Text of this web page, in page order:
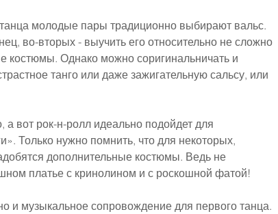
молодые пары традиционно выбирают вальс.
во-вторых - выучить его относительно не сложно
костюмы. Однако можно соригинальничать и
танго или даже зажигательную сальсу, или
вот рок-н-ролл идеально подойдет для
Только нужно помнить, что для некоторых,
дополнительные костюмы. Ведь не
платье с кринолином и с роскошной фатой!
и музыкальное сопровождение для первого танца.